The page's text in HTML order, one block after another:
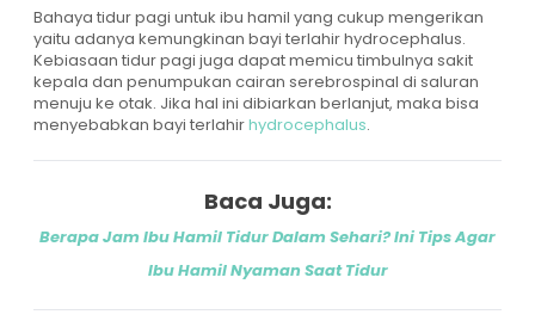
Bahaya tidur pagi untuk ibu hamil yang cukup mengerikan
yaitu adanya kemungkinan bayi terlahir hydrocephalus.
Kebiasaan tidur pagi juga dapat memicu timbulnya sakit
kepala dan penumpukan cairan serebrospinal di saluran
menuju ke otak. Jika hal ini dibiarkan berlanjut, maka bisa
menyebabkan bayi terlahirhydrocephalus.
Baca Juga:
Berapa Jam Ibu Hamil Tidur Dalam Sehari? Ini Tips Agar
Ibu Hamil Nyaman Saat Tidur